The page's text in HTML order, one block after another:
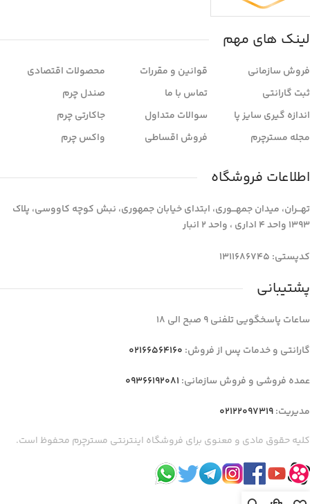
لینک های مهم
فروش سازمانی
ثبت گارانتی
اندازه گیری سایز پا
مجله مسترچرم
قوانین و مقررات
تماس با ما
سوالات متداول
فروش اقساطی
محصولات اقتصادی
صندل چرم
جاکارتی چرم
واکس چرم
اطلاعات فروشگاه
تهـــران، میدان جمهـــوری، ابتدای خیابان جمهوری، نبش کوچه کاووسی، پلاک
1393 واحد 4 اداری ، واحد 2 انبار
کدپستی: 1311686745
پشتیبانی
ساعات پاسخگویی تلفنی 9 صبح الی 18
گارانتی و خدمات پس از فروش: 02166564160
عمده فروشی و فروش سازمانی: 09366192081
مدیریت:02122097319
کلیه حقوق مادی و معنوی برای فروشگاه اینترنتی مسترچرم محفوظ است.